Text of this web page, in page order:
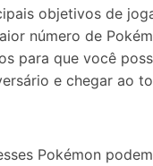
objetivos de
número de
para que você
e chegar ao
Pokémon